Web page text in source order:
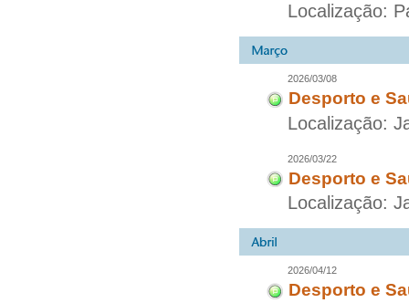
Localização:
2026/03/08
Desporto e
Localização:
2026/03/22
Desporto e
Localização:
2026/04/12
Desporto e